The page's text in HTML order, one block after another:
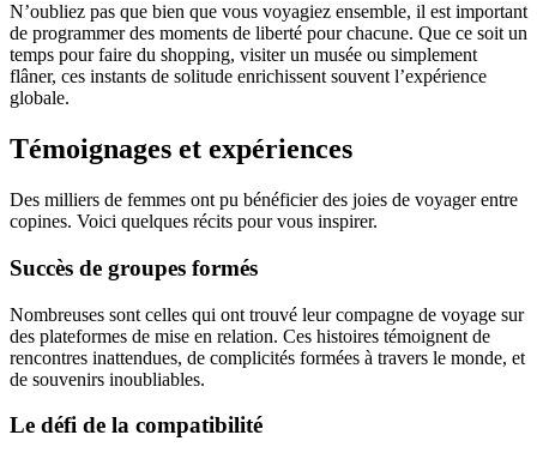
N’oubliez pas que bien que vous voyagiez ensemble, il est important
de programmer des moments de liberté pour chacune. Que ce soit un
temps pour faire du shopping, visiter un musée ou simplement
flâner, ces instants de solitude enrichissent souvent l’expérience
globale.
Témoignages et expériences
Des milliers de femmes ont pu bénéficier des joies de voyager entre
copines. Voici quelques récits pour vous inspirer.
Succès de groupes formés
Nombreuses sont celles qui ont trouvé leur compagne de voyage sur
des plateformes de mise en relation. Ces histoires témoignent de
rencontres inattendues, de complicités formées à travers le monde, et
de souvenirs inoubliables.
Le défi de la compatibilité